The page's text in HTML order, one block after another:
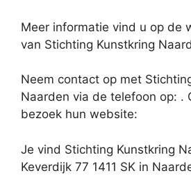
Meer informatie vind u op de
van Stichting Kunstkring
Neem contact op met
Naarden via de telefoon op: .
bezoek hun website:
Je vind Stichting Kunstkring
Keverdijk 77 1411 SK in